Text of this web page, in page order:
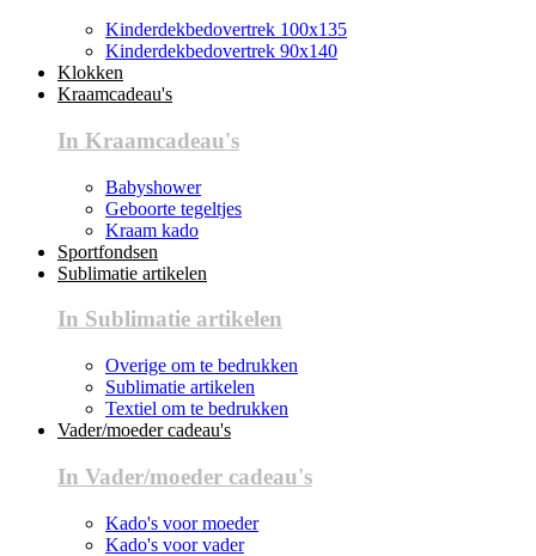
Kinderdekbedovertrek 100x135
Kinderdekbedovertrek 90x140
Klokken
Kraamcadeau's
In Kraamcadeau's
Babyshower
Geboorte tegeltjes
Kraam kado
Sportfondsen
Sublimatie artikelen
In Sublimatie artikelen
Overige om te bedrukken
Sublimatie artikelen
Textiel om te bedrukken
Vader/moeder cadeau's
In Vader/moeder cadeau's
Kado's voor moeder
Kado's voor vader